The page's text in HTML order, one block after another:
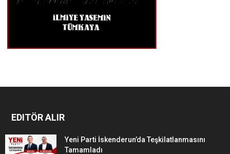
EDITÖR ALIR
Yeni Parti İskenderun’da Teşkilatlanmasını
Tamamladı